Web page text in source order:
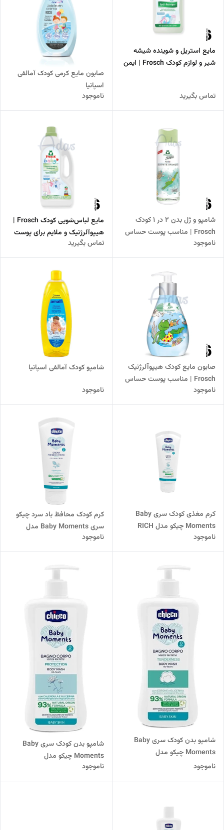
مایع استریل و شوینده شیشه
شیر و لوازم کودک Frosch | ایمن
تماس بگیرید
صابون مایع کرمی کودک آمالفی
اسپانیا
ناموجود
شامپو و ژل بدن ۲ در ۱ کودک
Frosch | مناسب پوست حساس
کودک
ناموجود
مایع لباس‌شویی کودک Frosch |
هیپوآلرژنیک و ملایم برای پوست
حساس
تماس بگیرید
صابون مایع کودک هیپوآلرژنیک
Frosch | مناسب پوست حساس
ناموجود
شامپو کودک آمالفی اسپانیا
ناموجود
کرم مغذی کودک سری Baby
Moments چیکو مدل RICH
CREAM
ناموجود
کرم کودک محافظ باد سرد چیکو
سری Baby Moments مدل
Crema Freddo Vento
ناموجود
شامپو بدن کودک سری Baby
Moments چیکو مدل
TENDERNESS
ناموجود
شامپو بدن کودک سری Baby
Moments چیکو مدل
PROTECTION
ناموجود